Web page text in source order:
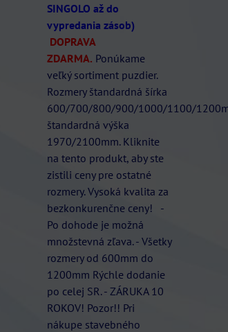
SINGOLO až do
vypredania zásob)
DOPRAVA
ZDARMA. Ponúkame
veľký sortiment puzdier.
Rozmery štandardná šírka
600/700/800/900/1000/1100/
štandardná výška
1970/2100mm. Kliknite
na tento produkt, aby ste
zistili ceny pre ostatné
rozmery. Vysoká kvalita za
bezkonkurenčne ceny! -
Po dohode je možná
množstevná zľava. - Všetky
rozmery od 600mm do
1200mm Rýchle dodanie
po celej SR. - ZÁRUKA 10
ROKOV! Pozor!! Pri
nákupe stavebného